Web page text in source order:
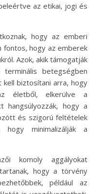
az etikai, jogi és
hogy az emberi
hogy az emberek
Azok, akik támogatják
betegségben
biztosítani arra, hogy
életből, elkerülve a
hangsúlyozzák, hogy a
és szigorú feltételek
hogy minimalizálják a
komoly aggályokat
hogy a törvény
például az